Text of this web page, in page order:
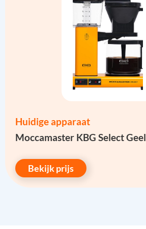
Huidige apparaat
Moccamaster KBG Select Geel
Bekijk prijs